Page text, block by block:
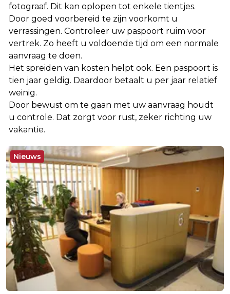
fotograaf. Dit kan oplopen tot enkele tientjes.
Door goed voorbereid te zijn voorkomt u
verrassingen. Controleer uw paspoort ruim voor
vertrek. Zo heeft u voldoende tijd om een normale
aanvraag te doen.
Het spreiden van kosten helpt ook. Een paspoort is
tien jaar geldig. Daardoor betaalt u per jaar relatief
weinig.
Door bewust om te gaan met uw aanvraag houdt
u controle. Dat zorgt voor rust, zeker richting uw
vakantie.
Nieuws